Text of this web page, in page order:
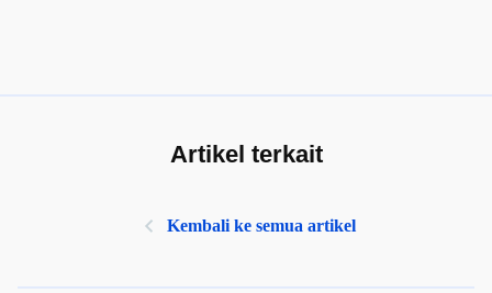
Artikel terkait
Kembali ke semua artikel